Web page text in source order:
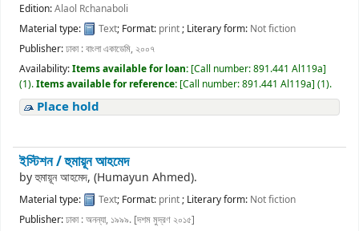
Edition:Alaol Rchanaboli
Material type:
Text; Format: print; Literary form: Not fiction
Publisher:ঢাকা : বাংলা একাডেমি, ২০০৭
Availability:Items available for loan: [Call number:891.441 Al119a]
(1).Items available for reference: [Call number:891.441 Al119a] (1).
Place hold
ইস্টিশন /হুমায়ূন আহমেদ
byহুমায়ূন আহমেদ, (Humayun Ahmed).
Material type: Text; Format: print; Literary form: Not fiction
Publisher:ঢাকা : অনন্যা, ১৯৯৯. [দশম মুদ্রণ ২০১৫]